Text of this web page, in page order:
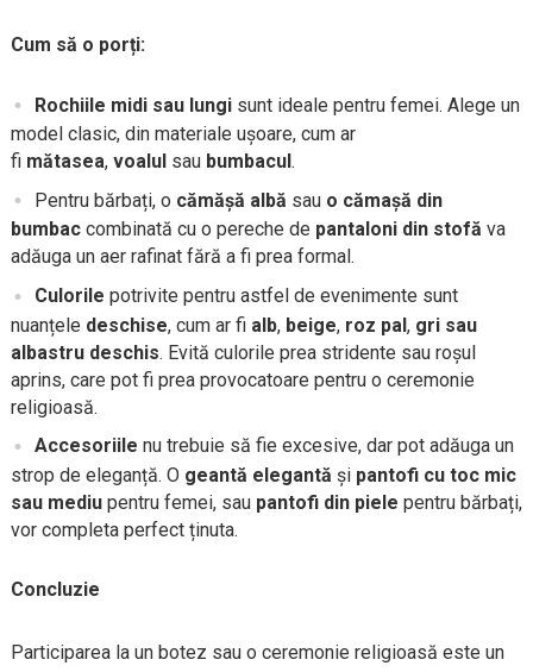
Cum să o porți:
Rochiile midi sau lungisunt ideale pentru femei. Alege un
model clasic, din materiale ușoare, cum ar
fi mătasea, voalulsau bumbacul.
Pentru bărbați, o cămășă albă sau o cămașă din
bumbaccombinată cu o pereche de pantaloni din stofă va
adăuga un aer rafinat fără a fi prea formal.
Culorile potrivite pentru astfel de evenimente sunt
nuanțele deschise, cum ar fi alb, beige, roz pal, gri sau
albastru deschis. Evită culorile prea stridente sau roșul
aprins, care pot fi prea provocatoare pentru o ceremonie
religioasă.
Accesoriile nu trebuie să fie excesive, dar pot adăuga un
strop de eleganță. O geantă elegantă și pantofi cu toc mic
sau mediupentru femei, sau pantofi din piele pentru bărbați,
vor completa perfect ținuta.
Concluzie
Participarea la un botez sau o ceremonie religioasă este un